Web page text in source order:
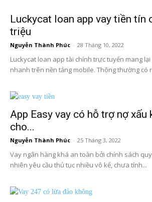
Luckycat loan app vay tiền tín
triệu
Nguyễn Thành Phúc - 28 Tháng 10, 2022
Luckycat loan app tài chính trực tuyến mang
nhanh trên nền tảng mobile. Thông thường có
App Easy vay có hỗ trợ nợ xấu
cho...
Nguyễn Thành Phúc - 25 Tháng 3, 2022
Vay ngân hàng khá an toàn bởi chính sách
nhiên yêu cầu thủ tục nhiều vô kể, chưa tính...